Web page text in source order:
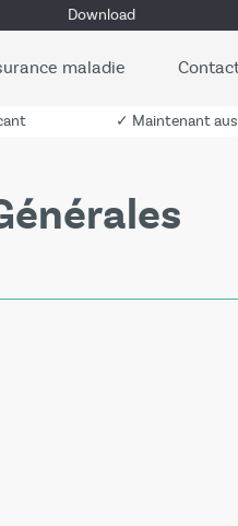
Download
maladie
✓ Maintenant